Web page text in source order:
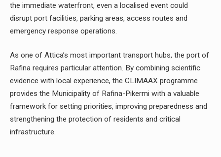
the immediate waterfront, even a localised event could
disrupt port facilities, parking areas, access routes and
emergency response operations.
As one of Attica’s most important transport hubs, the port of
Rafina requires particular attention. By combining scientific
evidence with local experience, the CLIMAAX programme
provides the Municipality of Rafina-Pikermi with a valuable
framework for setting priorities, improving preparedness and
strengthening the protection of residents and critical
infrastructure.